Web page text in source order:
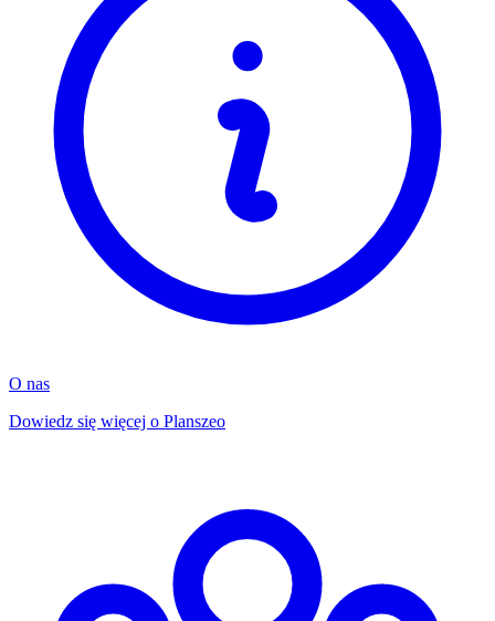
O nas
Dowiedz się więcej o Planszeo